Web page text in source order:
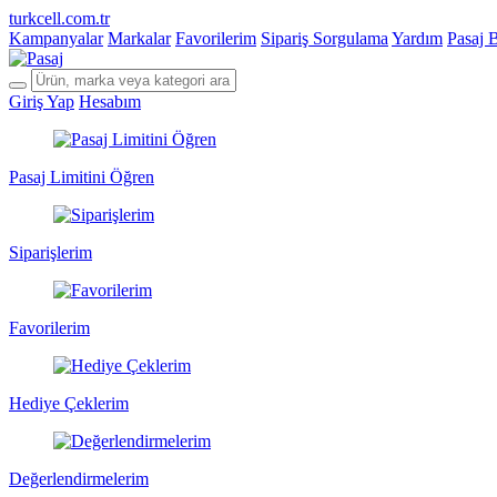
turkcell.com.tr
Kampanyalar Markalar Favorilerim Sipariş Sorgulama Yardım Pasaj
Giriş Yap Hesabım
Pasaj Limitini Öğren
Siparişlerim
Favorilerim
Hediye Çeklerim
Değerlendirmelerim